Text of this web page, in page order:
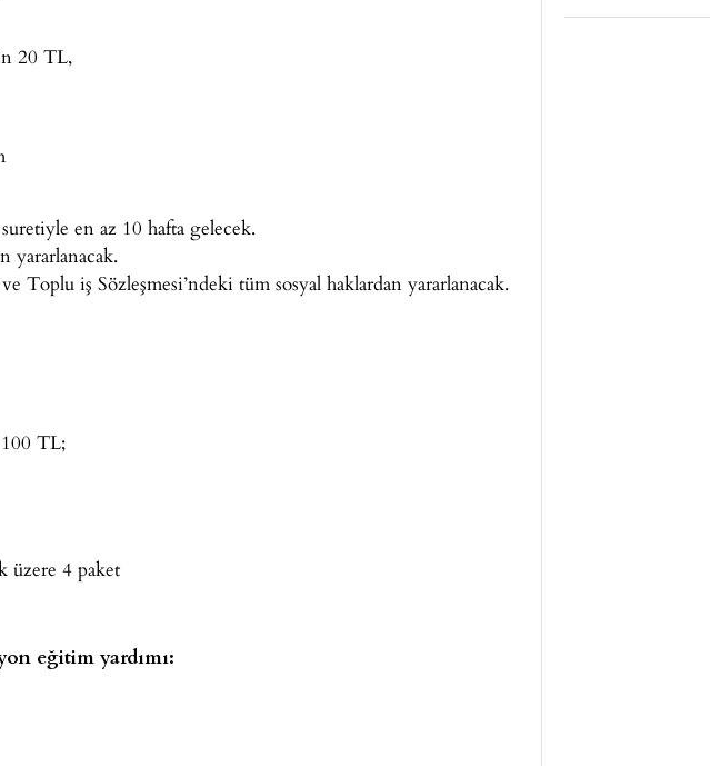
20 TL,
en az 10 hafta gelecek.
yararlanacak.
Toplu iş Sözleşmesi’ndeki tüm sosyal haklardan yararlanacak.
TL;
üzere 4 paket
eğitim yardımı: